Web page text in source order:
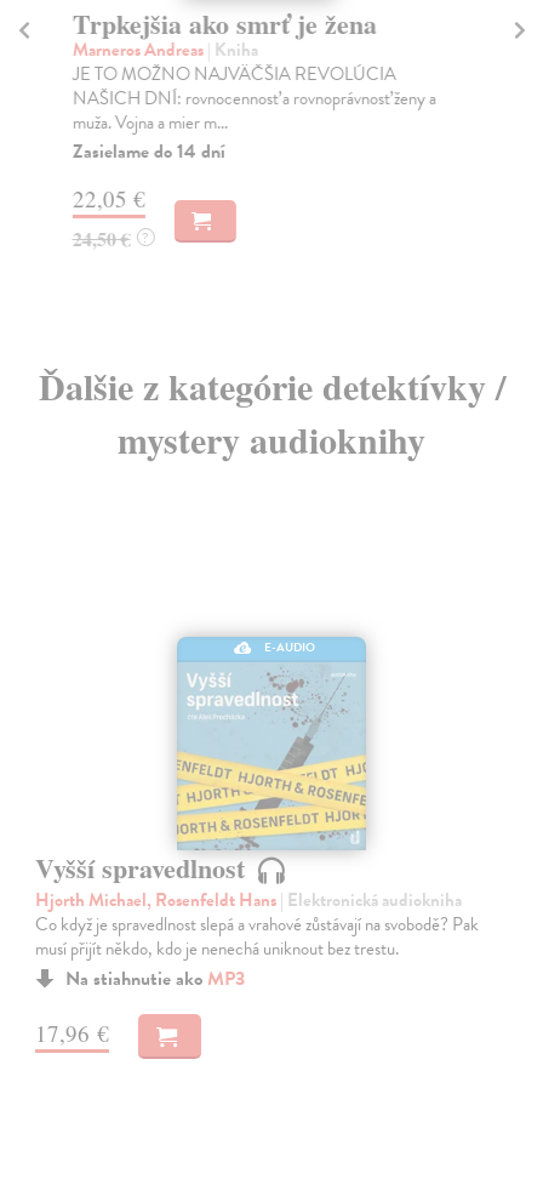
Trpkejšia ako smrť je žena
Marneros Andreas| Kniha
JE TO MOŽNO NAJVÄČŠIA REVOLÚCIA
NAŠICH DNÍ: rovnocennosť a rovnoprávnosť ženy a
muža. Vojna a mier m...
Zasielame do 14 dní
22,05 €
24,50 € ?
Ďalšie z kategórie detektívky /
mystery audioknihy
E-AUDIO
Vyšší spravedlnost
Hjorth Michael, Rosenfeldt Hans| Elektronická audiokniha
Co když je spravedlnost slepá a vrahové zůstávají na svobodě? Pak
musí přijít někdo, kdo je nenechá uniknout bez trestu.
Na stiahnutie ako MP3
17,96 €